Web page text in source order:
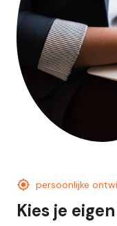
persoonlijke
Kies je